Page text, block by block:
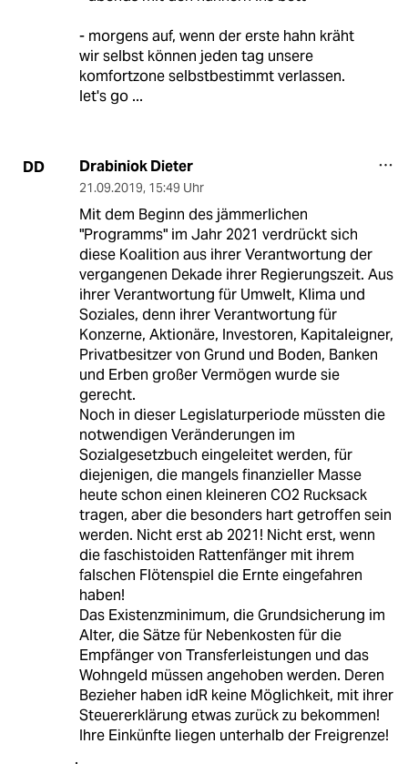
- morgens auf, wenn der erste hahn kräht
wir selbst können jeden tag unsere
komfortzone selbstbestimmt verlassen.
let's go ...
DD Drabiniok Dieter
21.09.2019, 15:49 Uhr
Mit dem Beginn des jämmerlichen
"Programms" im Jahr 2021 verdrückt sich
diese Koalition aus ihrer Verantwortung der
vergangenen Dekade ihrer Regierungszeit. Aus
ihrer Verantwortung für Umwelt, Klima und
Soziales, denn ihrer Verantwortung für
Konzerne, Aktionäre, Investoren, Kapitaleigner,
Privatbesitzer von Grund und Boden, Banken
und Erben großer Vermögen wurde sie
gerecht.
Noch in dieser Legislaturperiode müssten die
notwendigen Veränderungen im
Sozialgesetzbuch eingeleitet werden, für
diejenigen, die mangels finanzieller Masse
heute schon einen kleineren CO2 Rucksack
tragen, aber die besonders hart getroffen sein
werden. Nicht erst ab 2021! Nicht erst, wenn
die faschistoiden Rattenfänger mit ihrem
falschen Flötenspiel die Ernte eingefahren
haben!
Das Existenzminimum, die Grundsicherung im
Alter, die Sätze für Nebenkosten für die
Empfänger von Transferleistungen und das
Wohngeld müssen angehoben werden. Deren
Bezieher haben idR keine Möglichkeit, mit ihrer
Steuererklärung etwas zurück zu bekommen!
Ihre Einkünfte liegen unterhalb der Freigrenze!